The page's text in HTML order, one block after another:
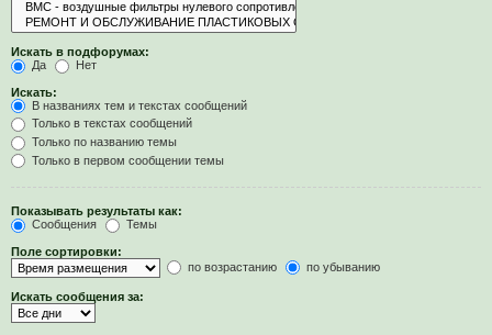
Искать в подфорумах:
Да
Нет
Искать:
В названиях тем и текстах сообщений
Только в текстах сообщений
Только по названию темы
Только в первом сообщении темы
Показывать результаты как:
Сообщения
Темы
Поле сортировки:
по возрастанию
по убыванию
Искать сообщения за: